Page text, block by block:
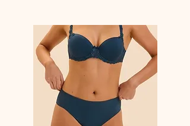
au quotidien. Ajoutez une touche de
luxe à votre tiroir à lingerie avec ce
slip séduisant et intemporel.
Composition :
62 % polyamide
19 % élasthanne
10 % polyester